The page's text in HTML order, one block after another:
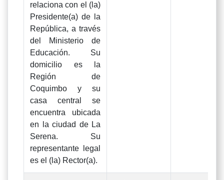
relaciona con el (la)
Presidente(a) de la
República, a través
del Ministerio de
Educación. Su
domicilio es la
Región de
Coquimbo y su
casa central se
encuentra ubicada
en la ciudad de La
Serena. Su
representante legal
es el (la) Rector(a).